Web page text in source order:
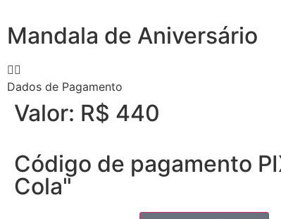
Mandala de Aniversário
Dados de Pagamento
Valor: R$ 440
Código de pagamento
Cola"